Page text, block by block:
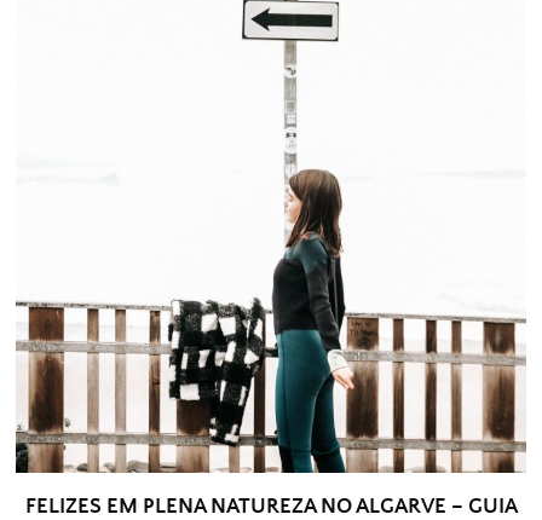
FELIZES EM PLENA NATUREZA NO ALGARVE – GUIA